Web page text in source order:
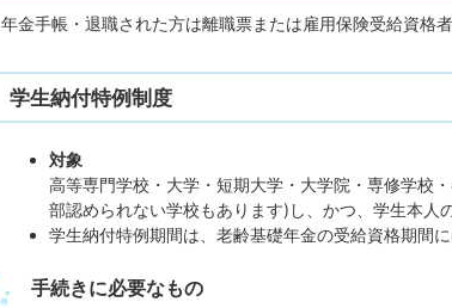
年金手帳・退職された方は離職票または雇用保険受給資格
学生納付特例制度
対象
高等専門学校・大学・短期大学・大学院・専修学校
部認められない学校もあります)し、かつ、学生本人
学生納付特例期間は、老齢基礎年金の受給資格期間
手続きに必要なもの